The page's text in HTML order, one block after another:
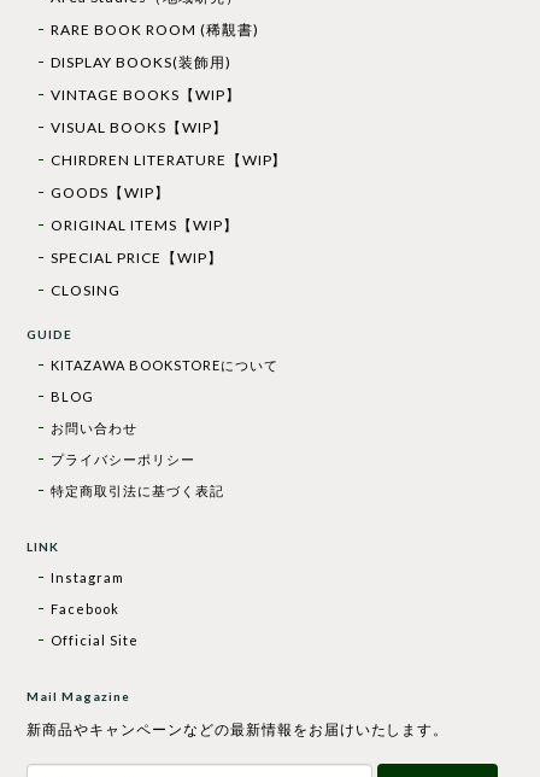
RARE BOOK ROOM (稀覯書)
DISPLAY BOOKS(装飾用)
VINTAGE BOOKS【WIP】
VISUAL BOOKS【WIP】
CHIRDREN LITERATURE【WIP】
GOODS【WIP】
ORIGINAL ITEMS【WIP】
SPECIAL PRICE【WIP】
CLOSING
GUIDE
KITAZAWA BOOKSTOREについて
BLOG
お問い合わせ
プライバシーポリシー
特定商取引法に基づく表記
LINK
Instagram
Facebook
Official Site
Mail Magazine
新商品やキャンペーンなどの最新情報をお届けいたします。